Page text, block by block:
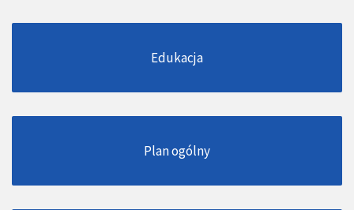
Edukacja
Plan ogólny